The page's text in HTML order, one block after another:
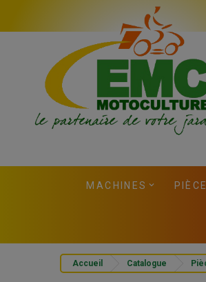
MACHINES
Accueil Catalogue